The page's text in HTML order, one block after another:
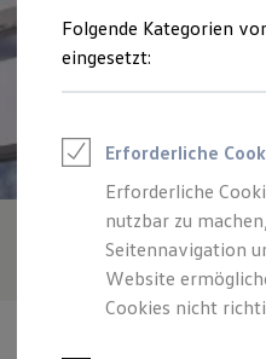
Gewerbliche
Service &
Kühlfahrzeuge
ONE Business ID
Fahrzeugsuche &
Fahrzeugsuche
Fahrzeuge online
Digitaler Marktplatz
Kauf & Finanzierung
Online-
Aktionen &
Folgende Kategorien
eingesetzt:
Erforderliche
Erforderliche
nutzbar zu
Seitennavigation
Website
Cookies nicht